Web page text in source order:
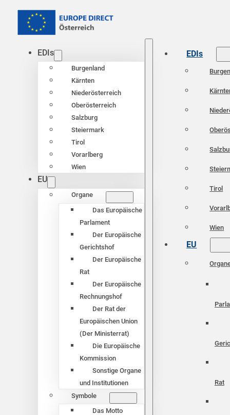
EDIs
Burgenland
Kärnten
Niederösterreich
Oberösterreich
Salzburg
Steiermark
Tirol
Vorarlberg
Wien
EU
Organe
Das Europäische
Parlament
Der Europäische
Gerichtshof
Der Europäische
Rat
Der Europäische
Rechnungshof
Der Rat der
Europäischen Union
(Der Ministerrat)
Die Europäische
Kommission
Sonstige Organe
und Institutionen
Symbole
Das Motto
EDIs
Tirol
Wien
EU
Rat